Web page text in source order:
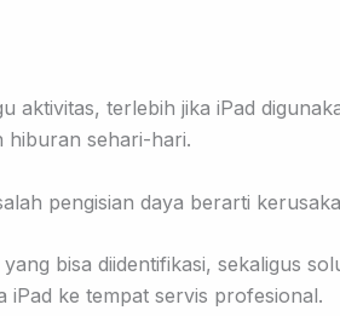
aktivitas, terlebih jika iPad
hiburan sehari-hari.
pengisian daya berarti
bisa diidentifikasi, sekaligus
iPad ke tempat servis profesional.